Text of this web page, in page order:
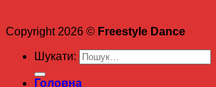
Copyright 2026 © Freestyle Dance
Шукати:
Головна